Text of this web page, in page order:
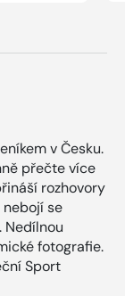
v Česku.
přečte více
rozhovory
nebojí se
Nedílnou
fotografie.
Sport